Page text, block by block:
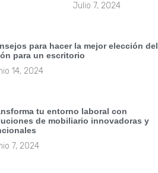
Julio 7, 2024
para hacer la mejor elección del
para un escritorio
14, 2024
tu entorno laboral con
de mobiliario innovadoras y
7, 2024